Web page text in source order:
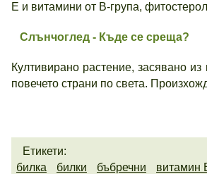
Е и витамини от В-група,
Слънчоглед - Къде се среща?
Култивирано растение, засявано
повечето страни по света.
Етикети:
билка
билки бъбречни витамин